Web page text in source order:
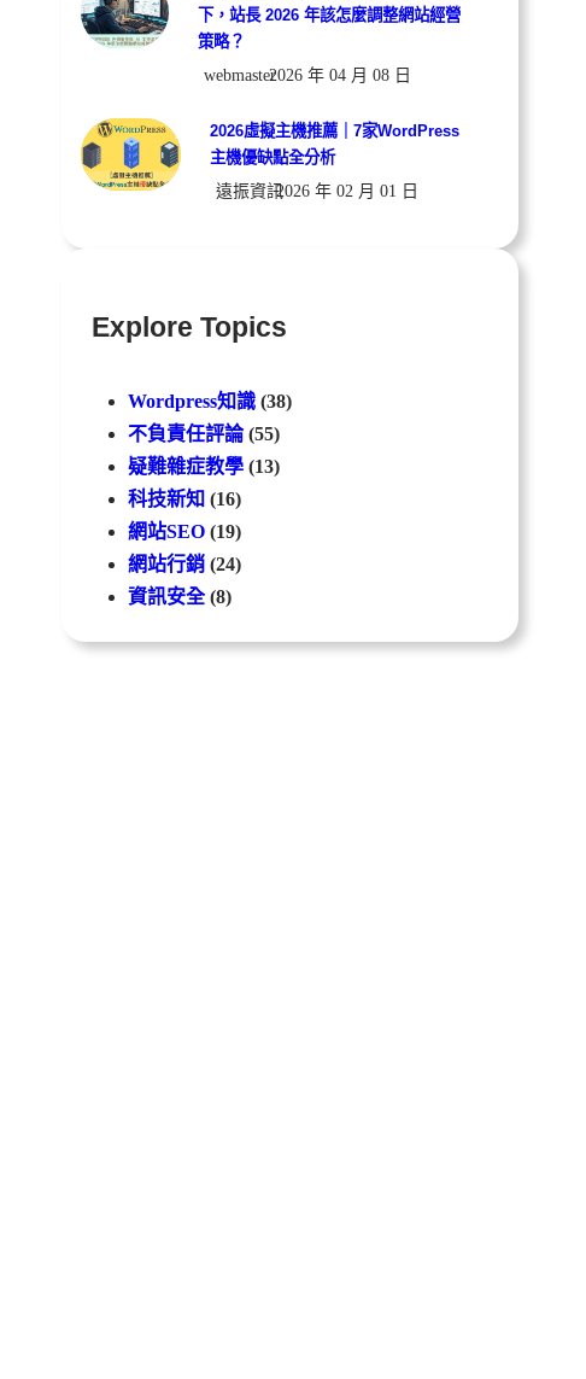
下，站長 2026 年該怎麼調整網站經營
策略？
webmaster2026 年 04 月 08 日
2026虛擬主機推薦｜7家WordPress
主機優缺點全分析
遠振資訊2026 年 02 月 01 日
Explore Topics
Wordpress知識 (38)
不負責任評論(55)
疑難雜症教學 (13)
科技新知 (16)
網站SEO (19)
網站行銷 (24)
資訊安全(8)